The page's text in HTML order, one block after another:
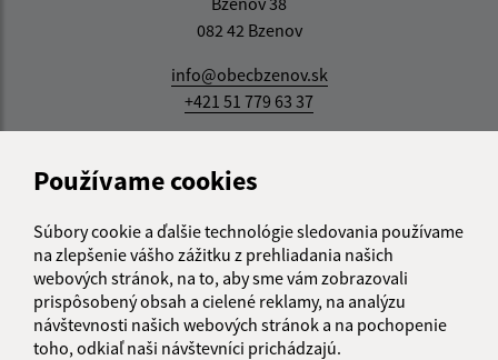
Používame cookies
Súbory cookie a ďalšie technológie sledovania používame
na zlepšenie vášho zážitku z prehliadania našich
webových stránok, na to, aby sme vám zobrazovali
prispôsobený obsah a cielené reklamy, na analýzu
návštevnosti našich webových stránok a na pochopenie
toho, odkiaľ naši návštevníci prichádzajú.
082 42 Bzenov
info@obecbzenov.sk
+421 51 779 63 37